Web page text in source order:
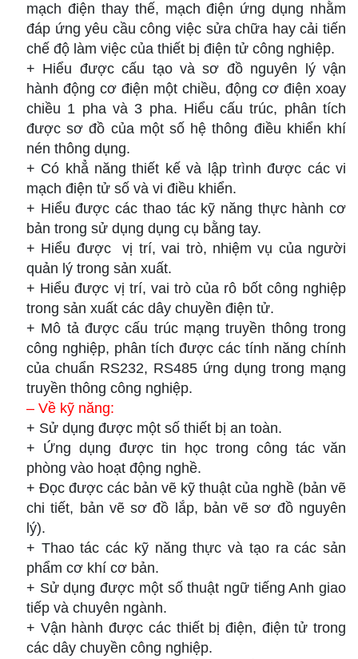
mạch điện thay thế, mạch điện ứng dụng nhằm
đáp ứng yêu cầu công việc sửa chữa hay cải tiến
chế độ làm việc của thiết bị điện tử công nghiệp.
+ Hiểu được cấu tạo và sơ đồ nguyên lý vận
hành động cơ điện một chiều, động cơ điện xoay
chiều 1 pha và 3 pha. Hiểu cấu trúc, phân tích
được sơ đồ của một số hệ thông điều khiển khí
nén thông dụng.
+ Có khẳ năng thiết kế và lập trình được các vi
mạch điện tử số và vi điều khiển.
+ Hiểu được các thao tác kỹ năng thực hành cơ
bản trong sử dụng dụng cụ bằng tay.
+ Hiểu được vị trí, vai trò, nhiệm vụ của người
quản lý trong sản xuất.
+ Hiểu được vị trí, vai trò của rô bốt công nghiệp
trong sản xuất các dây chuyền điện tử.
+ Mô tả được cấu trúc mạng truyền thông trong
công nghiệp, phân tích được các tính năng chính
của chuẩn RS232, RS485 ứng dụng trong mạng
truyền thông công nghiệp.
– Về kỹ năng:
+ Sử dụng được một số thiết bị an toàn.
+ Ứng dụng được tin học trong công tác văn
phòng vào hoạt động nghề.
+ Đọc được các bản vẽ kỹ thuật của nghề (bản vẽ
chi tiết, bản vẽ sơ đồ lắp, bản vẽ sơ đồ nguyên
lý).
+ Thao tác các kỹ năng thực và tạo ra các sản
phẩm cơ khí cơ bản.
+ Sử dụng được một số thuật ngữ tiếng Anh giao
tiếp và chuyên ngành.
+ Vận hành đ­ược các thiết bị điện, điện tử trong
các dây chuyền công nghiệp.